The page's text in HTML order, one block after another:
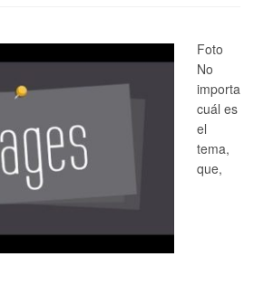
Foto
No
importa
cuál es
el
tema,
que,